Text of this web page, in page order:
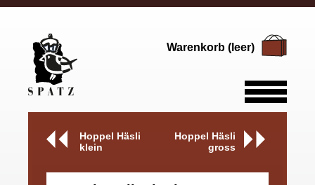
Warenkorb (leer)
Hoppel Häsli
klein
Hoppel Häsli
gross